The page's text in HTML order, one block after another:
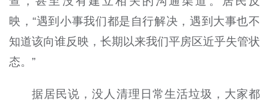
映，“遇到小事我们都是自行解决，遇到大事也不
知道该向谁反映，长期以来我们平房区近乎失管状
态。”
据居民说，没人清理日常生活垃圾，大家都